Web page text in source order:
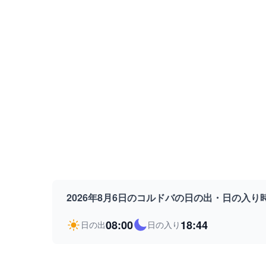
2026年8月6日のコルドバの日の出・日の入り
日の出08:00 日の入り 18:44